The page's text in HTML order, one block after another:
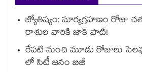
జ్యోతిష్యం: సూర్యగ్రహణం రోజు
రాశుల వారికి జాక్ పాట్!
రేపటి నుంచి మూడు రోజులు
లో సిటీ జనం బిజీ